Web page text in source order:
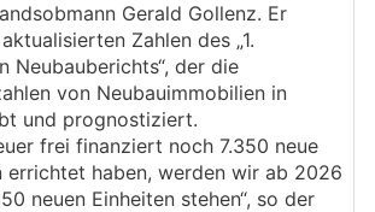
Gerald Gollenz. Er
Zahlen des „1.
Neubauberichts“, der die
von Neubauimmobilien in
und prognostiziert.
frei finanziert noch 7.350 neue
errichtet haben, werden wir ab 2026
neuen Einheiten stehen“, so der